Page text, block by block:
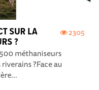
2305
SUR LA
?
méthaniseurs
?Face au